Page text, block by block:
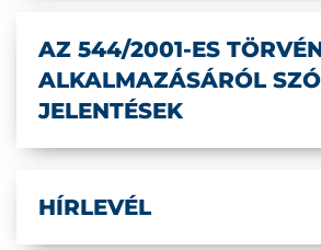
AZ 544/2001-ES
ALKALMAZÁSÁRÓL
JELENTÉSEK
HÍRLEVÉL